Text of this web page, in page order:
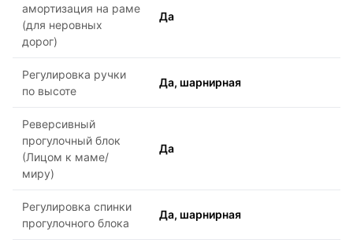
амортизация на раме
(для неровных
дорог)
Да
Регулировка ручки
по высоте
Да, шарнирная
Реверсивный
прогулочный блок
(Лицом к маме/
миру)
Да
Регулировка спинки
прогулочного блока
Да, шарнирная